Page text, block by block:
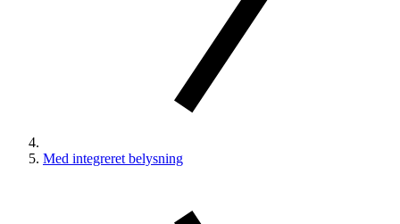
Med integreret belysning